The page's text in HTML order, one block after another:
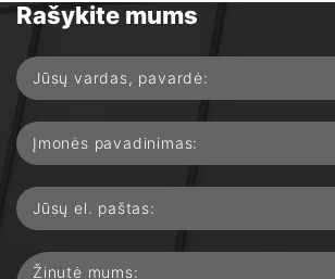
Rašykite mums